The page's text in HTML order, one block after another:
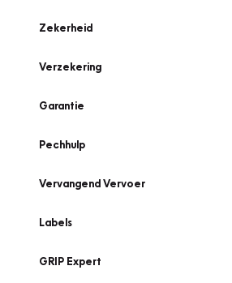
Zekerheid
Verzekering
Garantie
Pechhulp
Vervangend Vervoer
Labels
GRIP Expert